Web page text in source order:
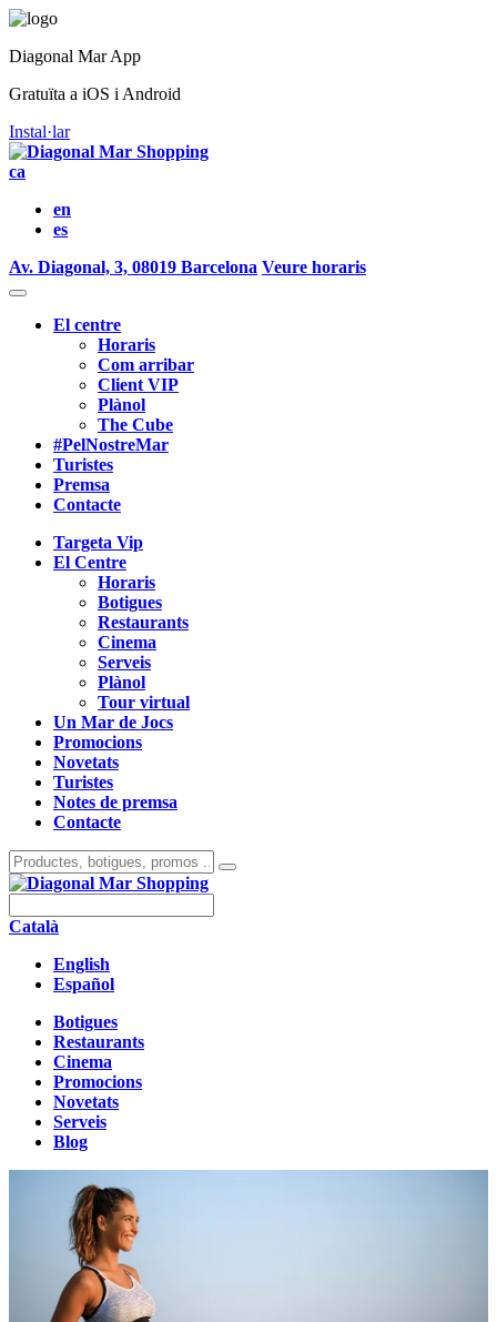
Diagonal Mar App
Gratuïta a iOS i Android
Instal·lar
ca
en
es
Av. Diagonal, 3, 08019 Barcelona Veure horaris
El centre
Horaris
Com arribar
Client VIP
Plànol
The Cube
#PelNostreMar
Turistes
Premsa
Contacte
Targeta Vip
El Centre
Horaris
Botigues
Restaurants
Cinema
Serveis
Plànol
Tour virtual
Un Mar de Jocs
Promocions
Novetats
Turistes
Notes de premsa
Contacte
Català
English
Español
Botigues
Restaurants
Cinema
Promocions
Novetats
Serveis
Blog